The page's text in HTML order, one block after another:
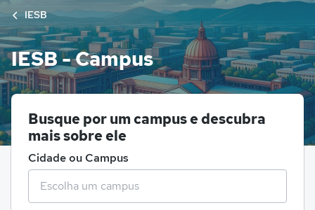
IESB
IESB - Campus
Busque por um campus e descubra
mais sobre ele
Cidade ou Campus